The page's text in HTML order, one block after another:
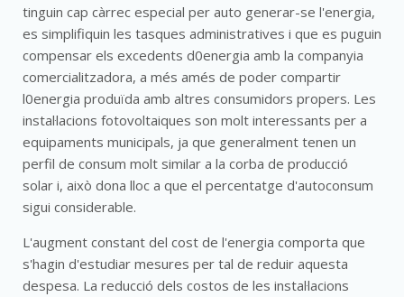
tinguin cap càrrec especial per auto generar-se l'energia,
es simplifiquin les tasques administratives i que es puguin
compensar els excedents d0energia amb la companyia
comercialitzadora, a més amés de poder compartir
l0energia produïda amb altres consumidors propers. Les
instal·lacions fotovoltaiques son molt interessants per a
equipaments municipals, ja que generalment tenen un
perfil de consum molt similar a la corba de producció
solar i, això dona lloc a que el percentatge d'autoconsum
sigui considerable.
L'augment constant del cost de l'energia comporta que
s'hagin d'estudiar mesures per tal de reduir aquesta
despesa. La reducció dels costos de les instal·lacions